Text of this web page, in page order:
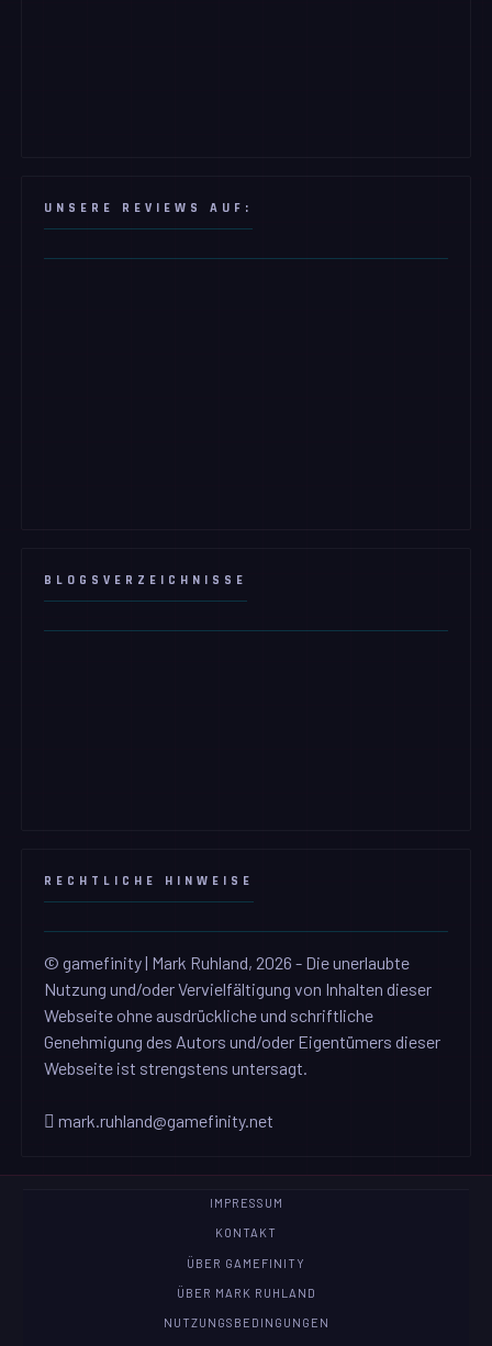
UNSERE REVIEWS AUF:
BLOGSVERZEICHNISSE
RECHTLICHE HINWEISE
© gamefinity | Mark Ruhland, 2026 - Die unerlaubte
Nutzung und/oder Vervielfältigung von Inhalten dieser
Webseite ohne ausdrückliche und schriftliche
Genehmigung des Autors und/oder Eigentümers dieser
Webseite ist strengstens untersagt.
mark.ruhland@gamefinity.net
IMPRESSUM
KONTAKT
ÜBER GAMEFINITY
ÜBER MARK RUHLAND
NUTZUNGSBEDINGUNGEN